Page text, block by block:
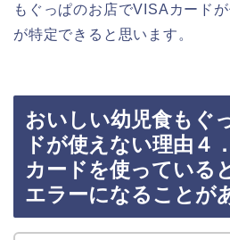
もぐっぱのお店でVISAカード
が特定できると思います。
おいしい幼児食もぐ
ドが使えない理由４
カードを使っている
エラーになることが